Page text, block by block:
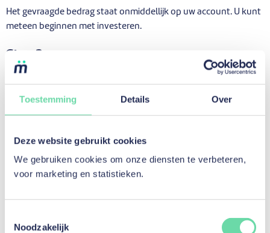
Toestemming Details Over
Deze website gebruikt cookies
We gebruiken cookies om onze diensten te verbeteren,
voor marketing en statistieken.
Noodzakelijk
Het gevraagde bedrag staat onmiddellijk op uw account. U kunt
meteen beginnen met investeren.
Stap 3:
Het geld staat op uw account, begin met investeren!
Er zit nu geld in uw mozzeno-portefeuille. Het beschikbare
bedrag is zichtbaar in uwdashboarden ook bovenaan rechts op
uw scherm.